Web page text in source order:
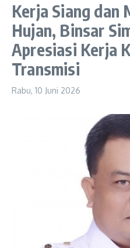
Kerja Siang dan
Hujan, Binsar
Apresiasi Kerja
Transmisi
Rabu, 10 Juni 2026